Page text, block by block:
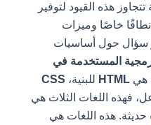
هذه القيود لتوفير
خاصًا وميزات
حول أساسيات
المستخدمة في
HTMLللبنية،CSS
فهذه اللغات الثلاث هي
هذه اللغات هي